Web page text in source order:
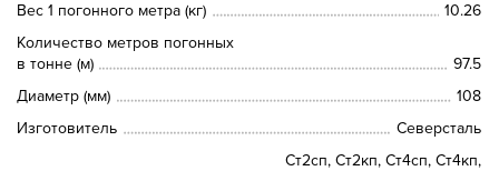
Вес 1 погонного метра (кг)
10.26
Количество метров погонных
в тонне (м)
97.5
Диаметр (мм)
108
Изготовитель
Северсталь
Ст2сп, Ст2кп, Ст4сп, Ст4кп,